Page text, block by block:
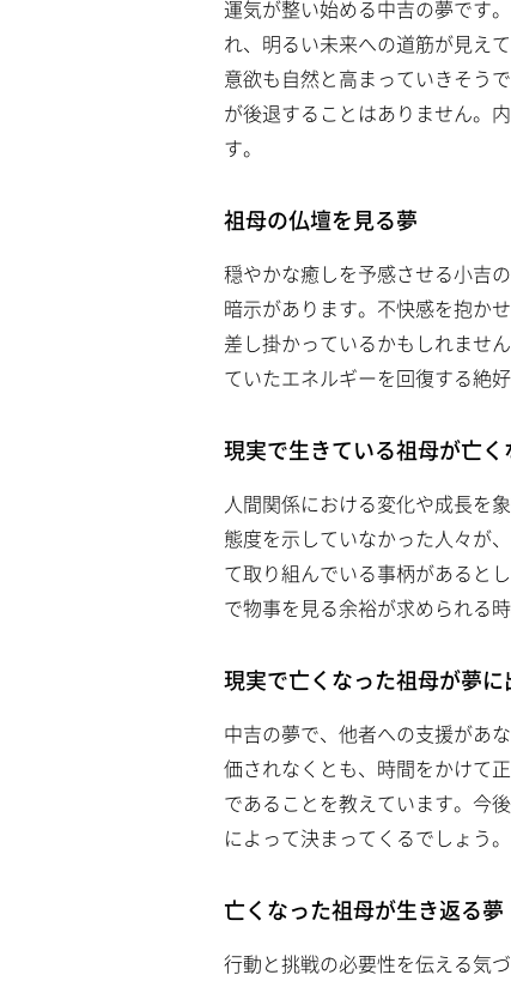
運気が整い始める中吉の夢です
れ、明るい未来への道筋が見え
意欲も自然と高まっていきそう
が後退することはありません。
す。
祖母の仏壇を見る夢
穏やかな癒しを予感させる小吉
暗示があります。不快感を抱か
差し掛かっているかもしれませ
ていたエネルギーを回復する絶
現実で生きている祖母が亡く
人間関係における変化や成長を
態度を示していなかった人々が
て取り組んでいる事柄があると
で物事を見る余裕が求められる時
現実で亡くなった祖母が夢に
中吉の夢で、他者への支援があ
価されなくとも、時間をかけて
であることを教えています。今
によって決まってくるでしょう
亡くなった祖母が生き返る夢
行動と挑戦の必要性を伝える気